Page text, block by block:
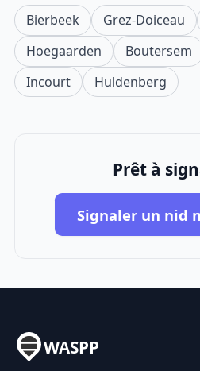
Bierbeek Grez-Doiceau
Hoegaarden
Boutersem
Incourt
Huldenberg
Prêt à
Signaler un nid
WASPP